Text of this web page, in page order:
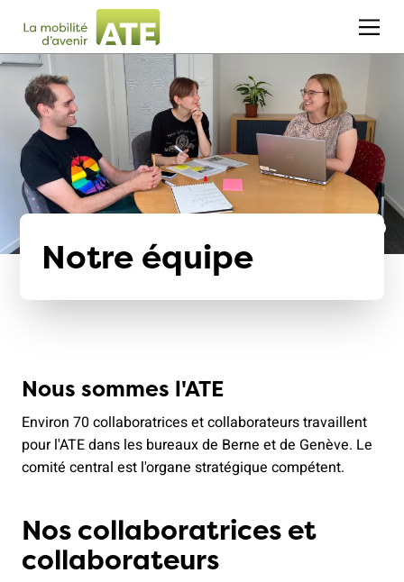
Notre équipe
Nous sommes l'ATE
Environ 70 collaboratrices et collaborateurs travaillent
pour l'ATE dans les bureaux de Berne et de Genève. Le
comité central est l'organe stratégique compétent.
Nos collaboratrices et
collaborateurs